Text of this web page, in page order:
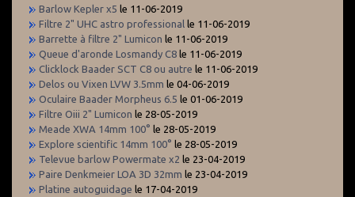
Barlow Kepler x5 le 11-06-2019
Filtre 2" UHC astro professional le 11-06-2019
Barrette à filtre 2" Lumicon le 11-06-2019
Queue d'aronde Losmandy C8 le 11-06-2019
Clicklock Baader SCT C8 ou autre le 11-06-2019
Delos ou Vixen LVW 3.5mm le 04-06-2019
Oculaire Baader Morpheus 6.5 le 01-06-2019
Filtre Oiii 2" Lumicon le 28-05-2019
Meade XWA 14mm 100° le 28-05-2019
Explore scientific 14mm 100° le 28-05-2019
Televue barlow Powermate x2 le 23-04-2019
Paire Denkmeier LOA 3D 32mm le 23-04-2019
Platine autoguidage le 17-04-2019